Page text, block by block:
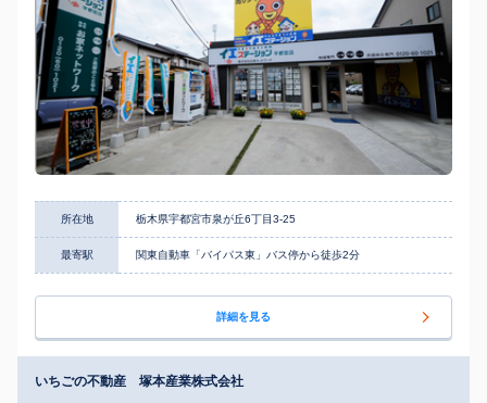
所在地 栃木県宇都宮市泉が丘6丁目3-25
最寄駅 関東自動車「バイパス東」バス停から徒歩2分
詳細を見る
いちごの不動産 塚本産業株式会社